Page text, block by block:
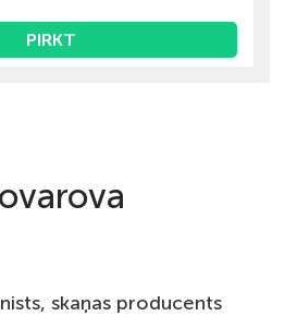
PIRKT
skaņas producents